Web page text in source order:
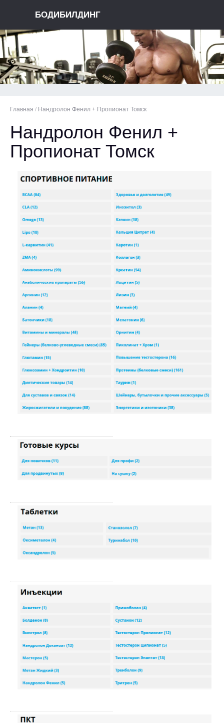
БОДИБИЛДИНГ
Главная / Нандролон Фенил + Пропионат Томск
Нандролон Фенил +
Пропионат Томск